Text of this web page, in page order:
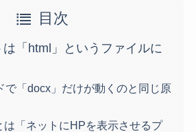
目次
「html」というファイルに
で「docx」だけが動くのと同じ原
は「ネットにHPを表示させるプ